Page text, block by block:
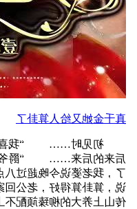
真千金她又给人算卦了
抱起来舒服的。”
不要出去玩？” “不
易有血光之灾。” 所以
。 …… 南城区众人皆
身的瞿啸爵。 可当文